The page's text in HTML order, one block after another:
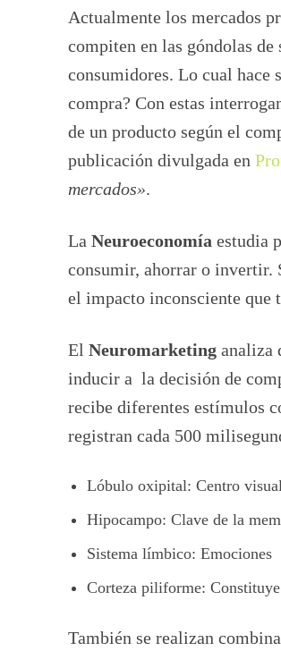
Actualmente los mercados
compiten en las góndolas de
consumidores. Lo cual hace
compra? Con estas
de un producto según el
publicación divulgada en
mercados».
La Neuroeconomía estudia
consumir, ahorrar o invertir.
el impacto inconsciente que
El Neuromarketing analiza
inducir a la decisión de
recibe diferentes estímulos
registran cada 500
Lóbulo oxipital: Centro visual
Hipocampo: Clave de la
Sistema límbico: Emociones
Corteza piliforme:
También se realizan